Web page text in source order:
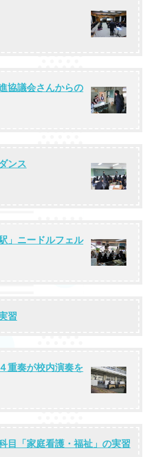
協議会さんからの
ンス
」ニードルフェル
習
重奏が校内演奏を
目「家庭看護・福祉」の実習